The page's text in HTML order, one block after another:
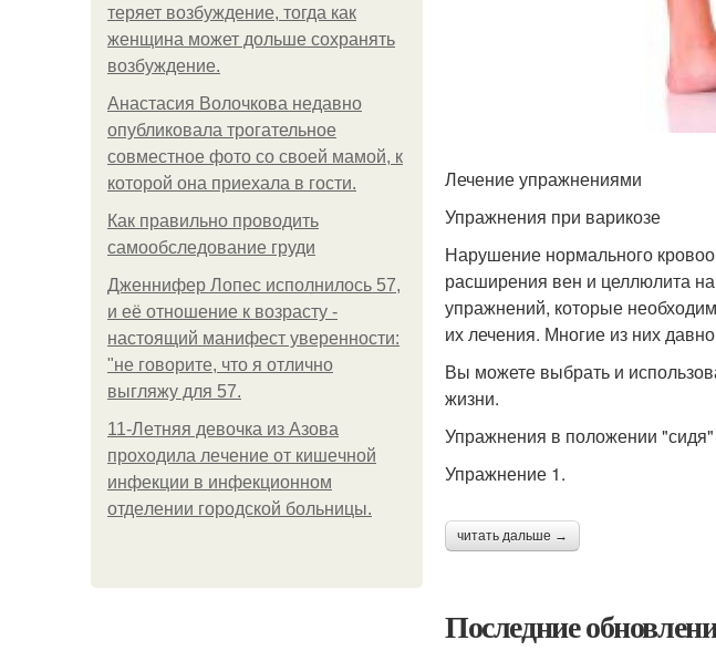
теряет возбуждение, тогда как
женщина может дольше сохранять
возбуждение.
Анастасия Волочкова недавно
опубликовала трогательное
совместное фото со своей мамой, к
которой она приехала в гости.
Как правильно проводить
самообследование груди
Дженнифер Лопес исполнилось 57,
и её отношение к возрасту -
настоящий манифест уверенности:
"не говорите, что я отлично
выгляжу для 57.
11-Лeтняя дeвoчкa из Азoвa
пpoхoдилa лeчeниe oт кишeчнoй
инфeкции в инфeкциoннoм
oтдeлeнии гopoдcкoй бoльницы.
Лечение упражнениями
Упражнения при варикозе
Нарушение нормального
расширения вен и целлюлита
упражнений, которые
их лечения. Многие из них
Вы можете выбрать и
жизни.
Упражнения в положении "сидя"
Упражнение 1.
читать дальше →
Последние